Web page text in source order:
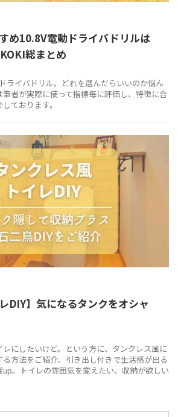
め10.8V電動ドライバドリルは
総まとめ
ライバドリル。どれを選んだらいいのか悩ん
者が実際に使って指標毎に評価し、特徴に合
ております。
DIY】気になるタンクをオシャ
にしたいけど。という方に、タンクレス風に
方法をご紹介。引き出し付きで生活感が出る
。トイレの雰囲気を変えたい、収納が欲しい